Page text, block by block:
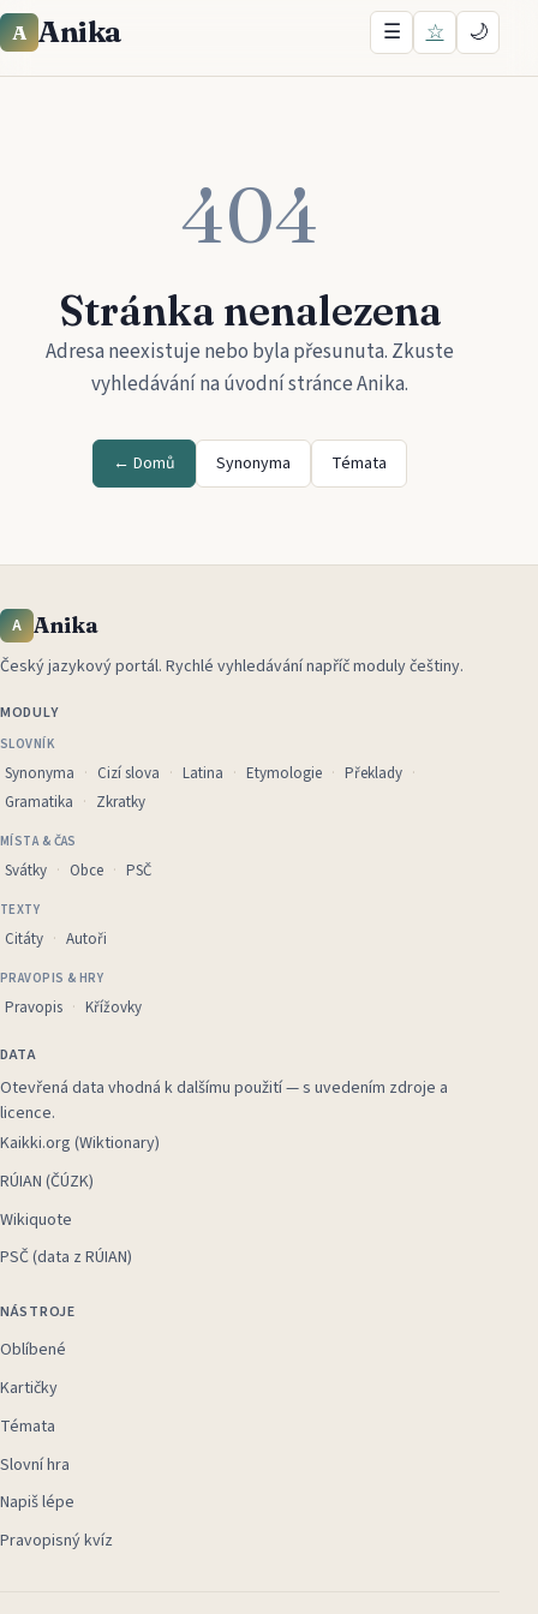
A Anika ☰ ☆ 🌙
404
Stránka nenalezena
Adresa neexistuje nebo byla přesunuta. Zkuste
vyhledávání na úvodní stránceAnika.
← Domů Synonyma Témata
A Anika
Český jazykový portál. Rychlé vyhledávání napříč moduly češtiny.
MODULY
SLOVNÍK
Synonyma Cizí slova Latina Etymologie
Překlady
Gramatika
Zkratky
MÍSTA & ČAS
Svátky Obce PSČ
TEXTY
Citáty Autoři
PRAVOPIS & HRY
Pravopis Křížovky
DATA
Otevřená data vhodná k dalšímu použití — s uvedením zdroje a
licence.
Kaikki.org (Wiktionary)
RÚIAN (ČÚZK)
Wikiquote
PSČ (data z RÚIAN)
NÁSTROJE
Oblíbené
Kartičky
Témata
Slovní hra
Napiš lépe
Pravopisný kvíz